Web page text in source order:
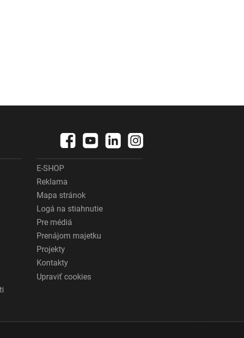
E-SHOP
Reklama
Mapa stránok
Logá na stiahnutie
Pre médiá
Prenájom majetku
Projekty
Kontakty
Upraviť cookies